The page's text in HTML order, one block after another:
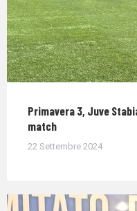
Primavera 3, Juve
match
22 Settembre 2024